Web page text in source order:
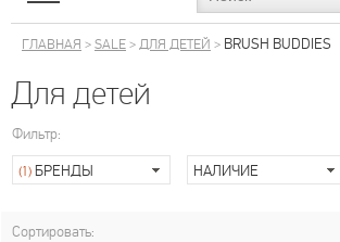
ГЛАВНАЯ >SALE>ДЛЯ ДЕТЕЙ > BRUSH BUDDIES
Для детей
Фильтр:
(1) БРЕНДЫ НАЛИЧИЕ
Сортировать: